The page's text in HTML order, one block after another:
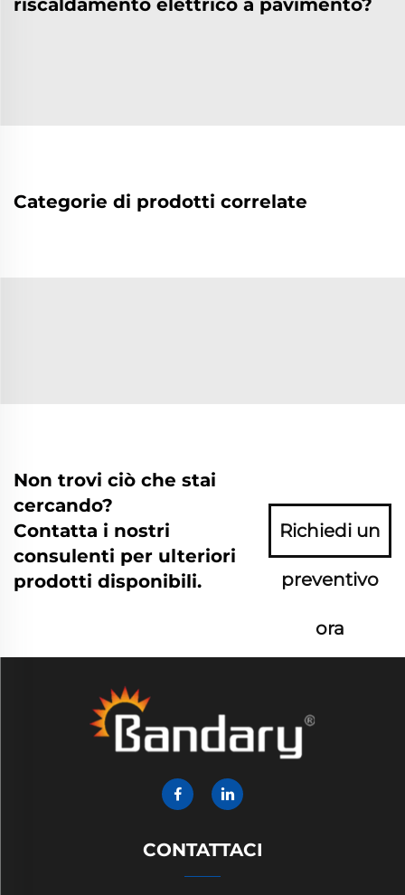
riscaldamento elettrico a pavimento?
Categorie di prodotti correlate
Non trovi ciò che stai
cercando?
Contatta i nostri
consulenti per ulteriori
prodotti disponibili.
Richiedi un
preventivo
ora
CONTATTACI